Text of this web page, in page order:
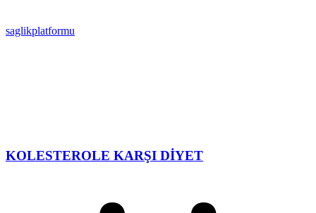
saglikplatformu
KOLESTEROLE KARŞI DİYET